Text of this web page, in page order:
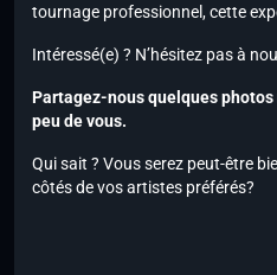
tournage professionnel, cette
Intéressé(e) ? N’hésitez pas à
Partagez-nous quelques
peu de vous.
Qui sait ? Vous serez peut-être
côtés de vos artistes préférés?